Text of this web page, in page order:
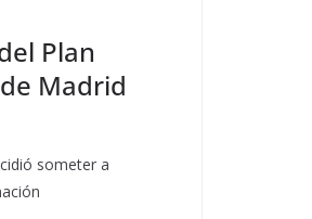
Plan
Madrid
someter a